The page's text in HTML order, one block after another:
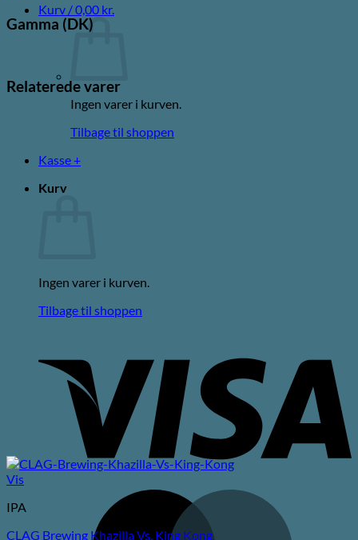
Kurv /0,00 kr.
Ingen varer i kurven.
Tilbage til shoppen
Kasse +
Kurv
Ingen varer i kurven.
Tilbage til shoppen
Gamma (DK)
Relaterede varer
Vis
IPA
CLAG Brewing Khazilla Vs. King Kong